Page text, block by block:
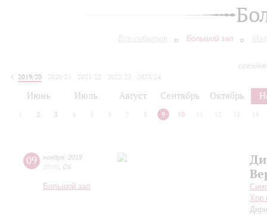
Все события Большой зал
2019/20
2020/21 2021/22 2022/23
2023/24
Июнь Июль Август Сентябрь Октябрь
2 3 4 5 6 7 8 9 10 12 13 14
09 ноября 2019
20:00 Сб
Большой зал
Хор